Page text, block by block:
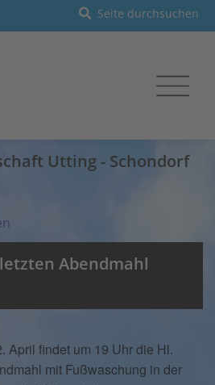
Utting - Schondorf
Abendmahl
April findet um 19 Uhr die Hl.
mit Fußwaschung in der